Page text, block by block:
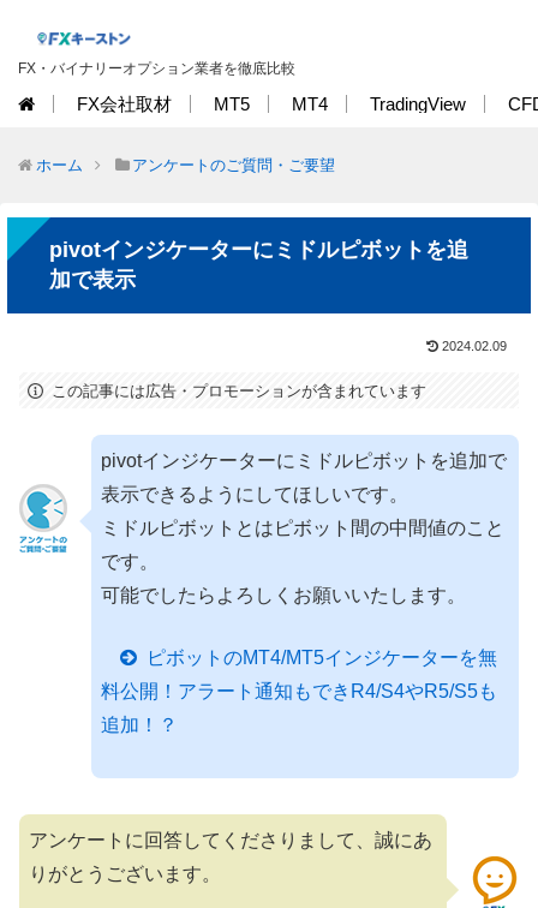
FX・バイナリーオプション業者を徹底比較
FX会社取材 MT5 MT4 TradingView
ホーム アンケートのご質問・ご要望
pivotインジケーターにミドルピボットを追
加で表示
2024.02.09
この記事には広告・プロモーションが含まれています
pivotインジケーターにミドルピボットを追加で
表示できるようにしてほしいです。
ミドルピボットとはピボット間の中間値のこと
です。
可能でしたらよろしくお願いいたします。
ピボットのMT4/MT5インジケーターを無
料公開！アラート通知もできR4/S4やR5/S5も
追加！？
アンケートに回答してくださりまして、誠にあ
りがとうございます。